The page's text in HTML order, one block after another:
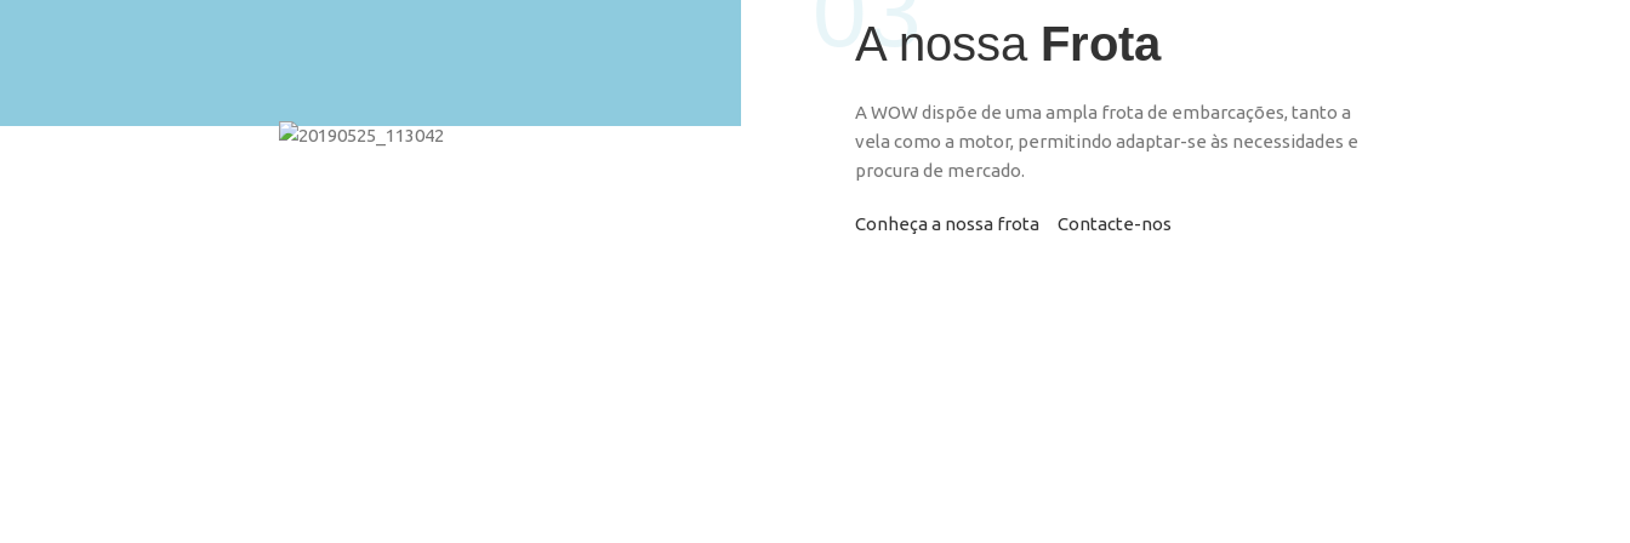
A nossa Frota
A WOW dispõe de uma ampla frota de embarcações, tanto a
vela como a motor, permitindo adaptar-se às necessidades e
procura de mercado.
Conheça a nossa frota Contacte-nos